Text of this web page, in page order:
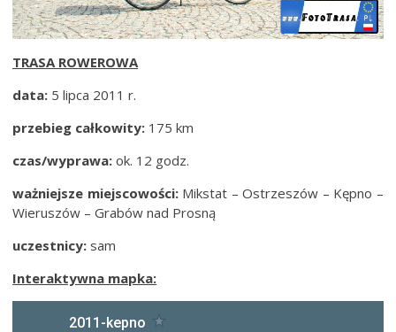
TRASA ROWEROWA
data: 5 lipca 2011 r.
przebieg całkowity: 175 km
czas/wyprawa: ok. 12 godz.
ważniejsze miejscowości: Mikstat – Ostrzeszów – Kępno –
Wieruszów – Grabów nad Prosną
uczestnicy:sam
Interaktywna mapka: